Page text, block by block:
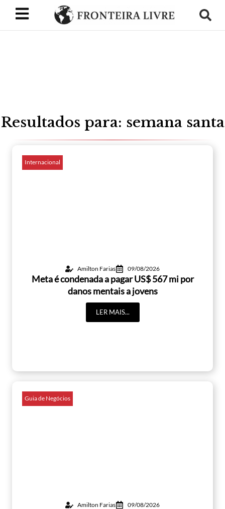
Resultados para: semana santa
Internacional
Amilton Farias 09/08/2026
Meta é condenada a pagar US$ 567 mi por
danos mentais a jovens
LER MAIS...
Guia de Negócios
Amilton Farias 09/08/2026